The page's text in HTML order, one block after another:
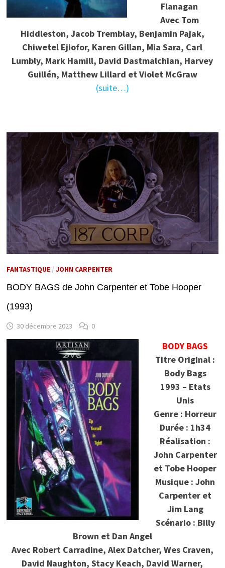
Flanagan
Avec Tom
Hiddleston, Jacob Tremblay, Benjamin Pajak,
Chiwetel Ejiofor, Karen Gillan, Mia Sara, Carl
Lumbly, Mark Hamill, David Dastmalchian, Harvey
Guillén, Matthew Lillard et Violet McGraw
(suite…)
FANTASTIQUE/ JOHN CARPENTER
BODY BAGS de John Carpenter et Tobe Hooper
(1993)
30 décembre 2023 0
BODY BAGS
Titre Original :
Body Bags
1993 – Etats
Unis
Genre : Horreur
Durée : 1h34
Réalisation :
John Carpenter
et Tobe Hooper
Musique : John
Carpenter et
Jim Lang
Scénario : Billy
Brown et Dan Angel
Avec Robert Carradine, Alex Datcher, Wes Craven,
David Naughton, Stacy Keach, David Warner,